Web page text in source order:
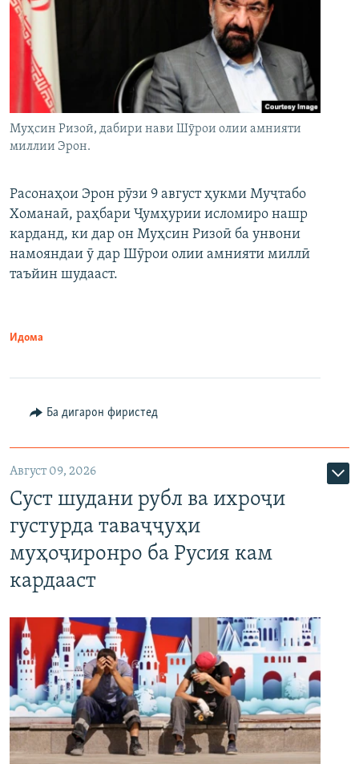
Муҳсин Ризоӣ, дабири нави Шӯрои олии амнияти
миллии Эрон.
Расонаҳои Эрон рӯзи 9 август ҳукми Муҷтабо
Хоманаӣ, раҳбари Ҷумҳурии исломиро нашр
карданд, ки дар он Муҳсин Ризоӣ ба унвони
намояндаи ӯ дар Шӯрои олии амнияти миллӣ
таъйин шудааст.
Идома
Ба дигарон фиристед
Август 09, 2026
Суст шудани рубл ва ихроҷи
густурда таваҷҷуҳи
муҳоҷиронро ба Русия кам
кардааст